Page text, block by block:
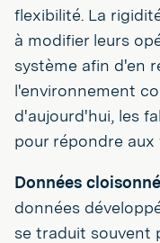
flexibilité. La
à modifier leurs
système afin d'en
l'environnement
d'aujourd'hui, les
pour répondre
Données
données
se traduit souvent